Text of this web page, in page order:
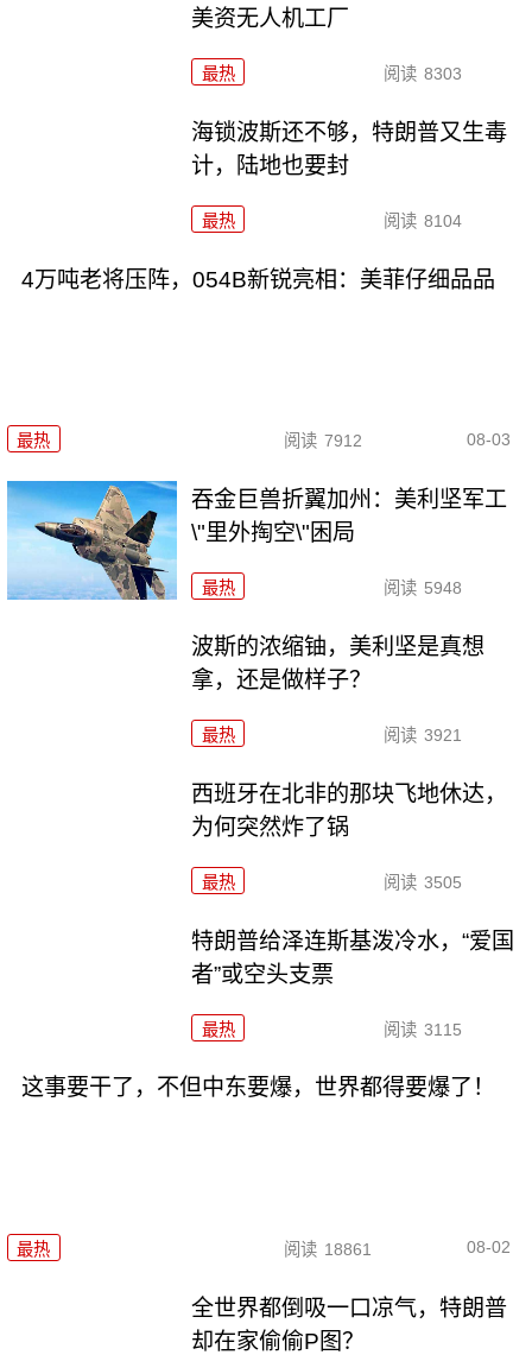
美资无人机工厂
最热 阅读 8303
海锁波斯还不够，特朗普又生毒
计，陆地也要封
最热 阅读 8104
4万吨老将压阵，054B新锐亮相：美菲仔细品品
最热 阅读 7912 08-03
吞金巨兽折翼加州：美利坚军工
\"里外掏空\"困局
最热 阅读 5948
波斯的浓缩铀，美利坚是真想
拿，还是做样子？
最热 阅读 3921
西班牙在北非的那块飞地休达，
为何突然炸了锅
最热 阅读 3505
特朗普给泽连斯基泼冷水，“爱国
者”或空头支票
最热 阅读 3115
这事要干了，不但中东要爆，世界都得要爆了！
最热 阅读 18861 08-02
全世界都倒吸一口凉气，特朗普
却在家偷偷P图？